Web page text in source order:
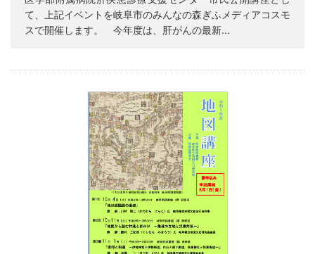
て、上記イベントを岐阜市のみんなの森ぎふメディアコスモ
スで開催します。 今年度は、肝がんの最新...